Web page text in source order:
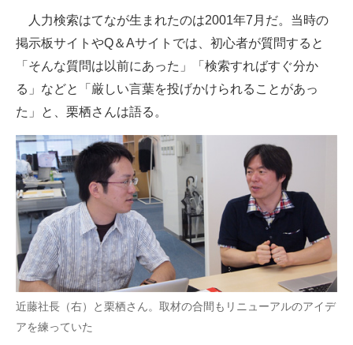
人力検索はてなが生まれたのは2001年7月だ。当時の
掲示板サイトやQ＆Aサイトでは、初心者が質問すると
「そんな質問は以前にあった」「検索すればすぐ分か
る」などと「厳しい言葉を投げかけられることがあっ
た」と、栗栖さんは語る。
近藤社長（右）と栗栖さん。取材の合間もリニューアルのアイデ
アを練っていた